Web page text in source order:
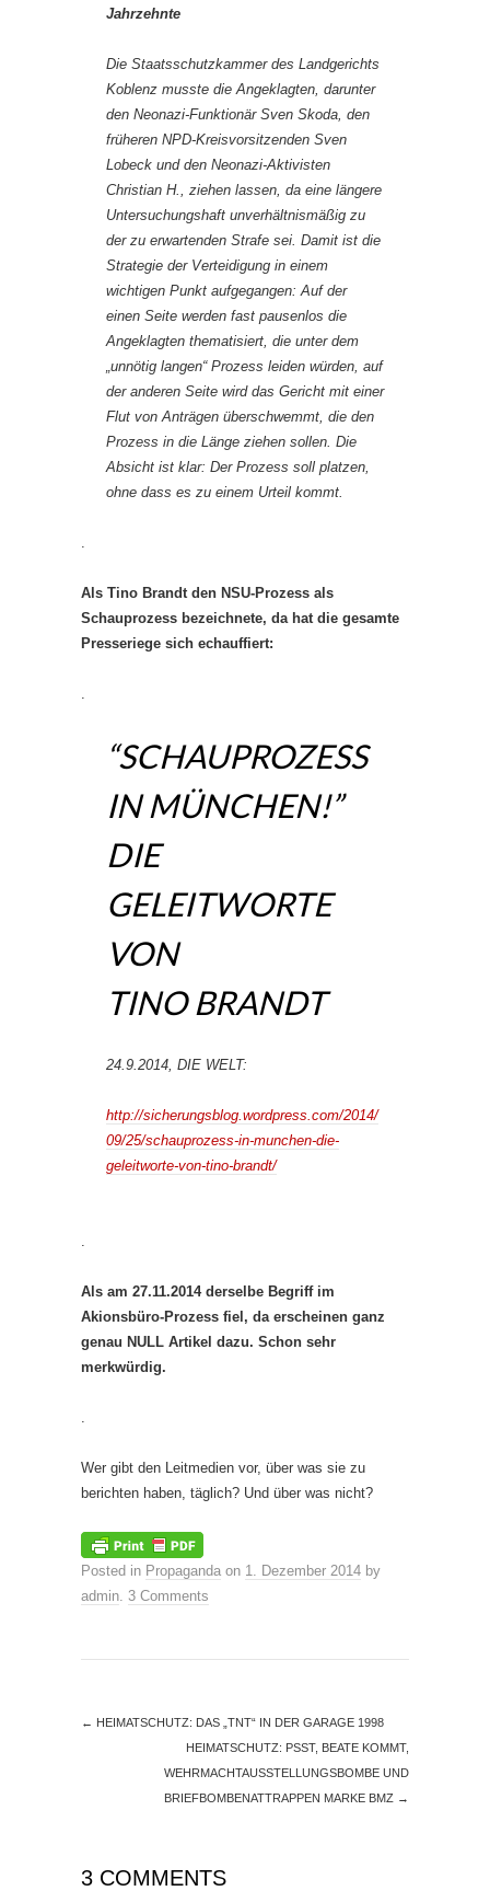
Jahrzehnte
Die Staatsschutzkammer des Landgerichts
Koblenz musste die Angeklagten, darunter
den Neonazi-Funktionär Sven Skoda, den
früheren NPD-Kreisvorsitzenden Sven
Lobeck und den Neonazi-Aktivisten
Christian H., ziehen lassen, da eine längere
Untersuchungshaft unverhältnismäßig zu
der zu erwartenden Strafe sei. Damit ist die
Strategie der Verteidigung in einem
wichtigen Punkt aufgegangen: Auf der
einen Seite werden fast pausenlos die
Angeklagten thematisiert, die unter dem
„unnötig langen“ Prozess leiden würden, auf
der anderen Seite wird das Gericht mit einer
Flut von Anträgen überschwemmt, die den
Prozess in die Länge ziehen sollen. Die
Absicht ist klar: Der Prozess soll platzen,
ohne dass es zu einem Urteil kommt.
.
Als Tino Brandt den NSU-Prozess als
Schauprozess bezeichnete, da hat die gesamte
Presseriege sich echauffiert:
.
“SCHAUPROZESS
IN MÜNCHEN!”
DIE
GELEITWORTE
VON
TINO BRANDT
24.9.2014, DIE WELT:
http://sicherungsblog.wordpress.com/2014/
09/25/schauprozess-in-munchen-die-
geleitworte-von-tino-brandt/
.
Als am 27.11.2014 derselbe Begriff im
Akionsbüro-Prozess fiel, da erscheinen ganz
genau NULL Artikel dazu. Schon sehr
merkwürdig.
.
Wer gibt den Leitmedien vor, über was sie zu
berichten haben, täglich? Und über was nicht?
Posted in Propaganda on 1. Dezember 2014 by
admin 3 Comments
← HEIMATSCHUTZ: DAS „TNT“ IN DER GARAGE 1998
HEIMATSCHUTZ: PSST, BEATE KOMMT,
WEHRMACHTAUSSTELLUNGSBOMBE UND
BRIEFBOMBENATTRAPPEN MARKE BMZ →
3 COMMENTS